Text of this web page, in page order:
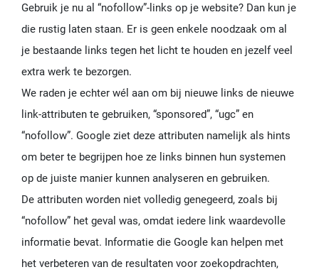
Gebruik je nu al “nofollow”-links op je website? Dan kun je
die rustig laten staan. Er is geen enkele noodzaak om al
je bestaande links tegen het licht te houden en jezelf veel
extra werk te bezorgen.
We raden je echter wél aan om bij nieuwe links de nieuwe
link-attributen te gebruiken, “sponsored”, “ugc” en
“nofollow”. Google ziet deze attributen namelijk als hints
om beter te begrijpen hoe ze links binnen hun systemen
op de juiste manier kunnen analyseren en gebruiken.
De attributen worden niet volledig genegeerd, zoals bij
“nofollow” het geval was, omdat iedere link waardevolle
informatie bevat. Informatie die Google kan helpen met
het verbeteren van de resultaten voor zoekopdrachten,